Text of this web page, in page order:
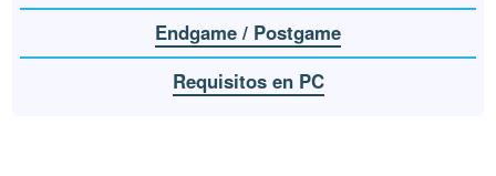
Endgame / Postgame
Requisitos en PC